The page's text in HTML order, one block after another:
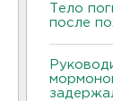
Тело
после